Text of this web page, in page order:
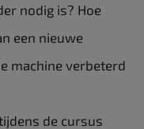
nodig is? Hoe
een nieuwe
machine verbeterd
de cursus